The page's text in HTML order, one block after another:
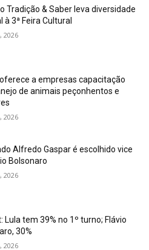
Tradição & Saber leva diversidade
à 3ª Feira Cultural
2026
a empresas capacitação
de animais peçonhentos e
2026
Alfredo Gaspar é escolhido vice
Bolsonaro
2026
Lula tem 39% no 1º turno; Flávio
30%
2026